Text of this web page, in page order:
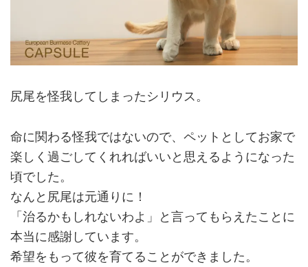
尻尾を怪我してしまったシリウス。
命に関わる怪我ではないので、ペットとしてお家で
楽しく過ごしてくれればいいと思えるようになった
頃でした。
なんと尻尾は元通りに！
「治るかもしれないわよ」と言ってもらえたことに
本当に感謝しています。
希望をもって彼を育てることができました。